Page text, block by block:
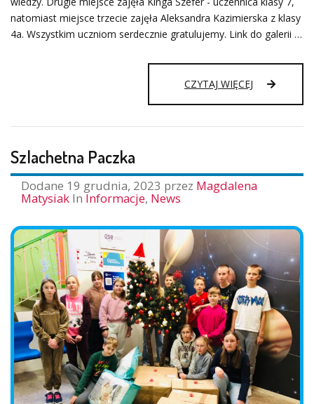
natomiast miejsce trzecie zajęła Aleksandra Kazimierska z klasy
4a. Wszystkim uczniom serdecznie gratulujemy. Link do galerii …
CZYTAJ WIĘCEJ PROJEKT
10
Szlachetna Paczka
Dodane 19 grudnia, 2023 przez Magdalena
Matysiak InInformacje, News